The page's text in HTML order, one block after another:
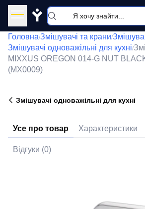
Y
Головна/Змішувачі та крани/
Змішувачі одноважільні для кухні/
MIXXUS OREGON 014-G NUT
(MX0009)
Змішувачі одноважільні для кухні
Усе про товар Характеристики
Відгуки (0)